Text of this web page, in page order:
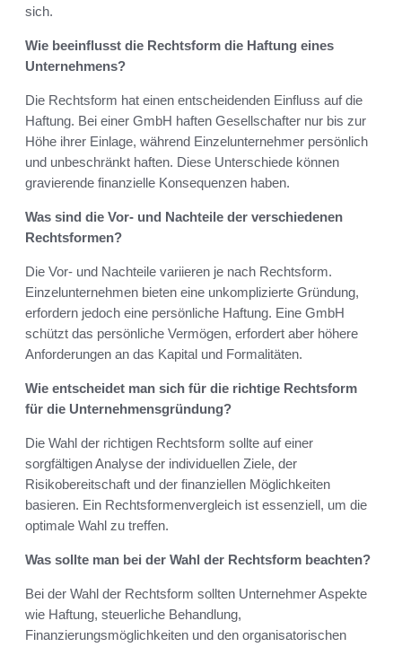
sich.
Wie beeinflusst die Rechtsform die Haftung eines
Unternehmens?
Die Rechtsform hat einen entscheidenden Einfluss auf die
Haftung. Bei einer GmbH haften Gesellschafter nur bis zur
Höhe ihrer Einlage, während Einzelunternehmer persönlich
und unbeschränkt haften. Diese Unterschiede können
gravierende finanzielle Konsequenzen haben.
Was sind die Vor- und Nachteile der verschiedenen
Rechtsformen?
Die Vor- und Nachteile variieren je nach Rechtsform.
Einzelunternehmen bieten eine unkomplizierte Gründung,
erfordern jedoch eine persönliche Haftung. Eine GmbH
schützt das persönliche Vermögen, erfordert aber höhere
Anforderungen an das Kapital und Formalitäten.
Wie entscheidet man sich für die richtige Rechtsform
für die Unternehmensgründung?
Die Wahl der richtigen Rechtsform sollte auf einer
sorgfältigen Analyse der individuellen Ziele, der
Risikobereitschaft und der finanziellen Möglichkeiten
basieren. Ein Rechtsformenvergleich ist essenziell, um die
optimale Wahl zu treffen.
Was sollte man bei der Wahl der Rechtsform beachten?
Bei der Wahl der Rechtsform sollten Unternehmer Aspekte
wie Haftung, steuerliche Behandlung,
Finanzierungsmöglichkeiten und den organisatorischen